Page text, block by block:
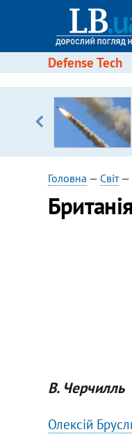
Defense Tech
Головна — Світ—
В. Черчилль
Олексій